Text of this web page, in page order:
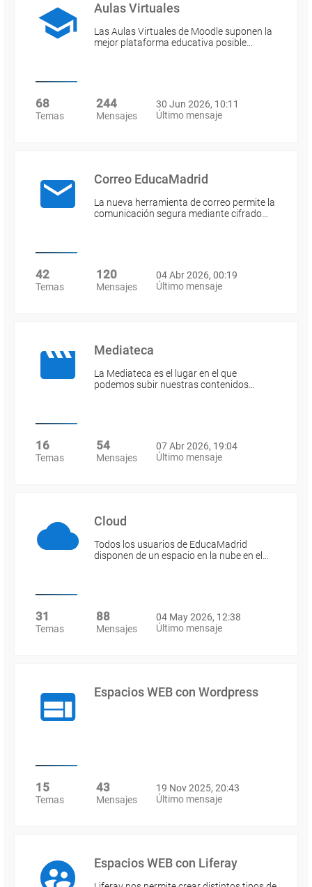
Aulas Virtuales
Las Aulas Virtuales de Moodle suponen la
mejor plataforma educativa posible…
68
Temas
244
Mensajes
30 Jun 2026, 10:11
Último mensaje
Correo EducaMadrid
La nueva herramienta de correo permite la
comunicación segura mediante cifrado…
42
Temas
120
Mensajes
04 Abr 2026, 00:19
Último mensaje
Mediateca
La Mediateca es el lugar en el que
podemos subir nuestras contenidos…
16
Temas
54
Mensajes
07 Abr 2026, 19:04
Último mensaje
Cloud
Todos los usuarios de EducaMadrid
disponen de un espacio en la nube en el…
31
Temas
88
Mensajes
04 May 2026, 12:38
Último mensaje
Espacios WEB con Wordpress
15
Temas
43
Mensajes
19 Nov 2025, 20:43
Último mensaje
Espacios WEB con Liferay